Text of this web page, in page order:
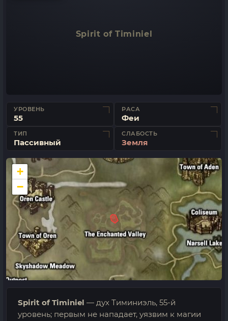
Spirit of Timiniel
УРОВЕНЬ
55
РАСА
Феи
ТИП
Пассивный
СЛАБОСТЬ
Земля
+
−
Spirit of Timiniel — дух Тиминиэль, 55-й
уровень; первым не нападает, уязвим к магии